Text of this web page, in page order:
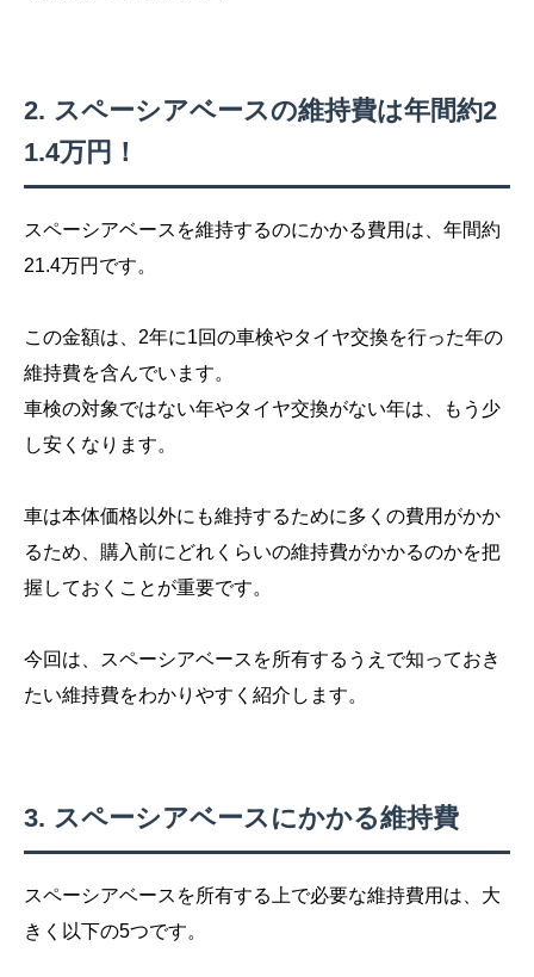
スペーシアベースの維持費は年間約2
1.4万円！
スペーシアベースを維持するのにかかる費用は、年間約
21.4万円です。
この金額は、2年に1回の車検やタイヤ交換を行った年の
維持費を含んでいます。
車検の対象ではない年やタイヤ交換がない年は、もう少
し安くなります。
車は本体価格以外にも維持するために多くの費用がかか
るため、購入前にどれくらいの維持費がかかるのかを把
握しておくことが重要です。
今回は、スペーシアベースを所有するうえで知っておき
たい維持費をわかりやすく紹介します。
スペーシアベースにかかる維持費
スペーシアベースを所有する上で必要な維持費用は、大
きく以下の5つです。